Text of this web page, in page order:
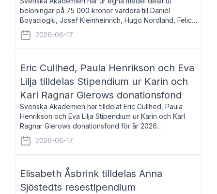
belöningar på 75 000 kronor vardera till Daniel
Boyacioglu, Josef Kleinheinrich, Hugo Nordland, Felicia
Stenroth och Svante Strandberg. Daniel Boyacioglu,
född 1981, är poet och scenartist. Josef
2026-06-17
Eric Cullhed, Paula Henrikson och Eva
Lilja tilldelas Stipendium ur Karin och
Karl Ragnar Gierows donationsfond
Svenska Akademien har tilldelat Eric Cullhed, Paula
Henrikson och Eva Lilja Stipendium ur Karin och Karl
Ragnar Gierows donationsfond för år 2026.
Stipendiebeloppet är på 70 000 kronor vardera. Eric
Cullhed, född 1985, är professor i grekis
2026-06-17
Elisabeth Åsbrink tilldelas Anna
Sjöstedts resestipendium